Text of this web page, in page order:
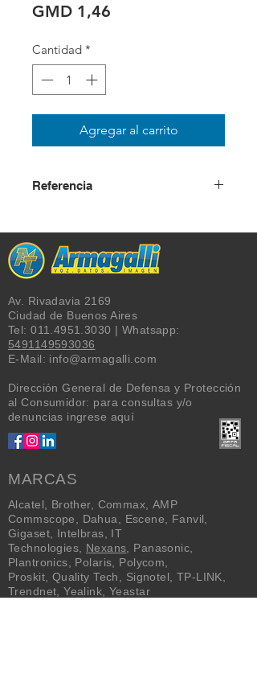
GMD 1,46
Cantidad *
Agregar al carrito
Referencia
Av. Rivadavia 2169
Ciudad de Buenos Aires
Tel:011.4951.3030 | Whatsapp:
5491149593036
E-Mail: info@armagalli.com
Dirección General de Defensa y Protección
al Consumidor: para consultas y/o
denuncias ingrese aquí
MARCAS
Alcatel, Brother, Commax, AMP
Commscope, Dahua, Escene, Fanvil,
Gigaset, Intelbras, IT
Technologies, Nexans, Panasonic,
Plantronics, Polaris, Polycom,
Proskit, Quality Tech, Signotel, TP-LINK,
Trendnet,Yealink,Yeastar